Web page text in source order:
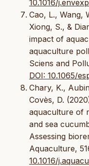
10.1016/
Cao, L., Wang,
Xiong, S., &
impact of
aquaculture
Sciens and
DOI: 10.1065/
Chary, K.,
Covès, D.
aquaculture of
and sea
Assessing
Aquaculture,
10.1016/